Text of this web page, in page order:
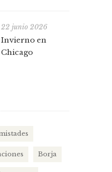
22 junio 2026
Invierno en
Chicago
Borja